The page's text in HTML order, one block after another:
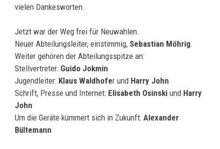
vielen Dankesworten.
Jetzt war der Weg frei für Neuwahlen.
Neuer Abteilungsleiter, einstimmig, Sebastian Möhrig.
Weiter gehören der Abteilungsspitze an:
Stellvertreter: Guido Jokmin
Jugendleiter: Klaus Waldhofer und Harry John
Schrift, Presse und Internet: Elisabeth Osinski und Harry
John
Um die Geräte kümmert sich in Zukunft: Alexander
Bültemann